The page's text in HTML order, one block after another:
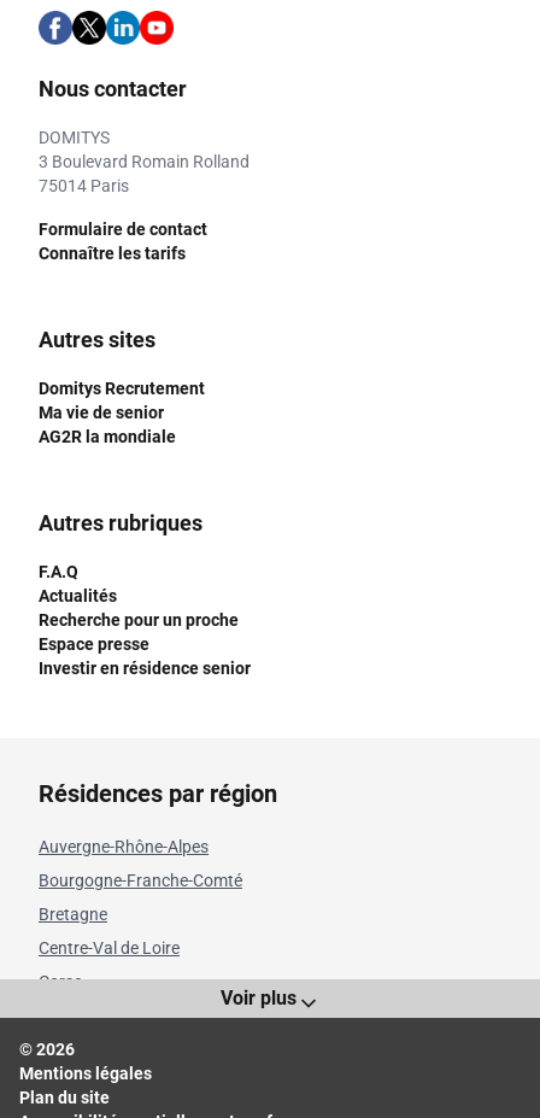
Nous contacter
DOMITYS
3 Boulevard Romain Rolland
75014 Paris
Formulaire de contact
Connaître les tarifs
Autres sites
Domitys Recrutement
Ma vie de senior
AG2R la mondiale
Autres rubriques
F.A.Q
Actualités
Recherche pour un proche
Espace presse
Investir en résidence senior
Résidences par région
Auvergne-Rhône-Alpes
Bourgogne-Franche-Comté
Bretagne
Centre-Val de Loire
Corse
Grand Est
Hauts-de-France
Île-de-France
Voir plus
© 2026
Mentions légales
Plan du site